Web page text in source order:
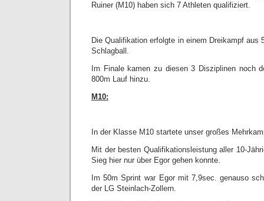
Ruiner (M10) haben sich 7 Athleten qualifiziert.
Die Qualifikation erfolgte in einem Dreikampf aus
Schlagball.
Im Finale kamen zu diesen 3 Disziplinen noch
800m Lauf hinzu.
M10:
In der Klasse M10 startete unser großes
Mit der besten Qualifikationsleistung aller 10-
Sieg hier nur über Egor gehen konnte.
Im 50m Sprint war Egor mit 7,9sec. genauso
der LG Steinlach-Zollern.